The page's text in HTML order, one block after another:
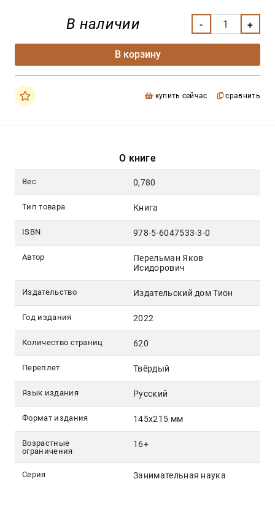
В наличии
В корзину
купить сейчас сравнить
О книге
Вес 0,780
Тип товара Книга
ISBN 978-5-6047533-3-0
Автор
Перельман Яков
Исидорович
Издательство Издательский дом Тион
Год издания 2022
Количество страниц 620
Переплет Твёрдый
Язык издания Русский
Формат издания 145х215 мм
Возрастные
ограничения
16+
Серия Занимательная наука